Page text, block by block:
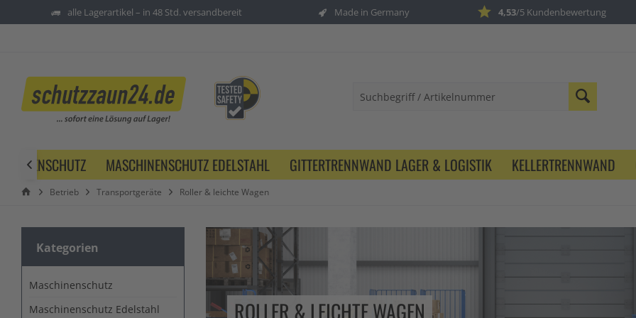
alle Lagerartikel – in 48 Std. versandbereit Made in Germany 4,53/5 Kundenbewertung
MASCHINENSCHUTZ EDELSTAHL GITTERTRENNWAND LAGER & LOGISTIK KELLERTRENNWAND

Betrieb Transportgeräte Roller & leichte Wagen
Kategorien
Maschinenschutz
Maschinenschutz Edelstahl
ROLLER & LEICHTE WAGEN